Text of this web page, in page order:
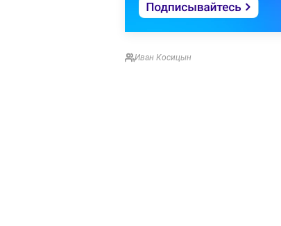
Иван Косицын